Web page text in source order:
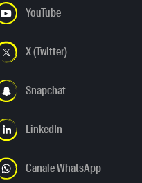
YouTube
X (Twitter)
Snapchat
LinkedIn
Canale WhatsApp